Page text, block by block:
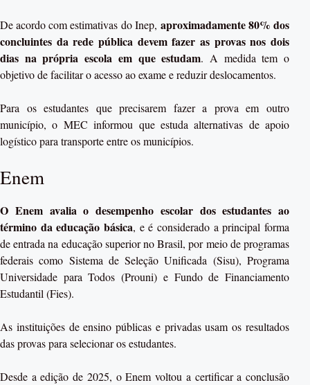
De acordo com estimativas do Inep, aproximadamente 80% dos
concluintes da rede pública devem fazer as provas nos dois
dias na própria escola em que estudam. A medida tem o
objetivo de facilitar o acesso ao exame e reduzir deslocamentos.
Para os estudantes que precisarem fazer a prova em outro
município, o MEC informou que estuda alternativas de apoio
logístico para transporte entre os municípios.
Enem
O Enem avalia o desempenho escolar dos estudantes ao
término da educação básica, e é considerado a principal forma
de entrada na educação superior no Brasil, por meio de programas
federais como Sistema de Seleção Unificada (Sisu), Programa
Universidade para Todos (Prouni) e Fundo de Financiamento
Estudantil (Fies).
As instituições de ensino públicas e privadas usam os resultados
das provas para selecionar os estudantes.
Desde a edição de 2025, o Enem voltou a certificar a conclusão